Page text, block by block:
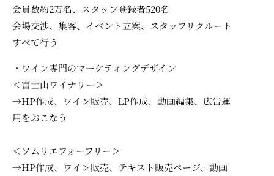
会員数約2万名、スタッフ登録者520名
会場交渉、集客、イベント立案、スタッフリクルート
すべて行う
・ワイン専門のマーケティングデザイン
＜富士山ワイナリー＞
→HP作成、ワイン販売、LP作成、動画編集、広告運
用をおこなう
＜ソムリエフォーフリー＞
→HP作成、ワイン販売、テキスト販売ページ、動画